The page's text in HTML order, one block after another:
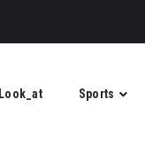
Look_at Sports